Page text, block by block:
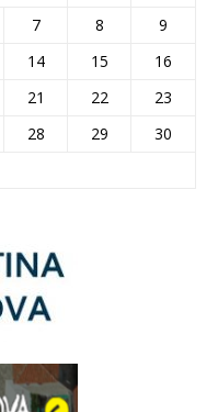
7 8
9
14 15
16
21 22
23
28 29
30